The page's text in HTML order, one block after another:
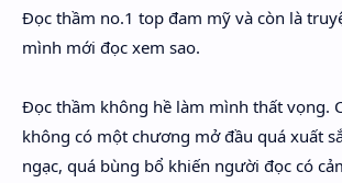
Đọc thầm no.1 top đam mỹ và còn là
mình mới đọc xem sao.
Đọc thầm không hề làm mình thất vọng.
không có một chương mở đầu quá xuất
ngạc, quá bùng bổ khiến người đọc có